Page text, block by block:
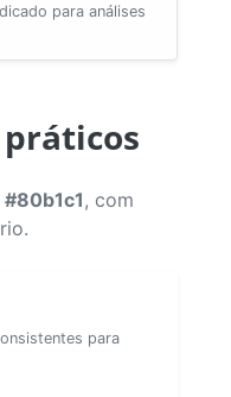
para análises
práticos
#80b1c1 , com
para